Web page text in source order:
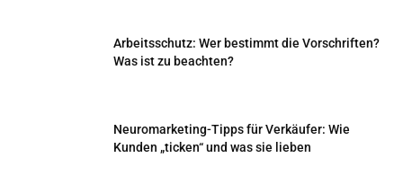
Arbeitsschutz: Wer bestimmt die Vorschriften?
Was ist zu beachten?
Neuromarketing-Tipps für Verkäufer: Wie
Kunden „ticken“ und was sie lieben